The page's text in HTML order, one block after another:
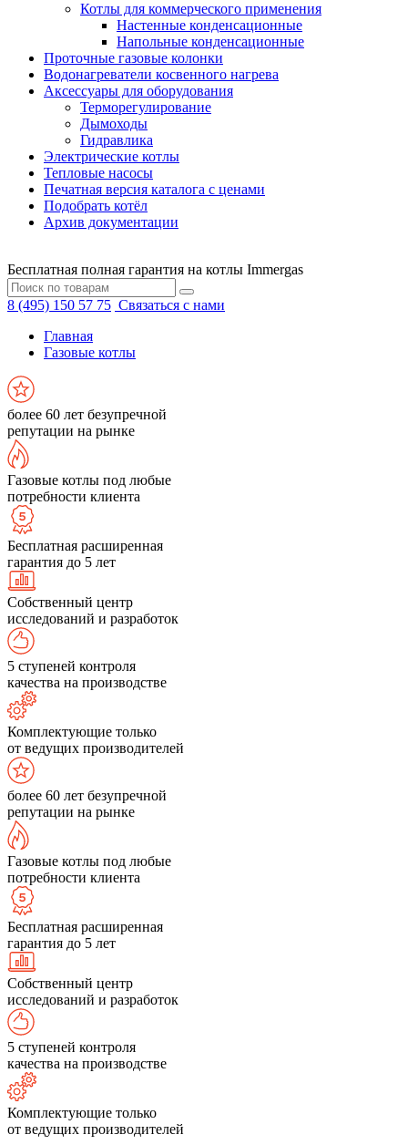
Котлы для коммерческого применения
Настенные конденсационные
Напольные конденсационные
Проточные газовые колонки
Водонагреватели косвенного нагрева
Аксессуары для оборудования
Терморегулирование
Дымоходы
Гидравлика
Электрические котлы
Тепловые насосы
Печатная версия каталога с ценами
Подобрать котёл
Архив документации
Бесплатная полная гарантия на котлы Immergas
8 (495) 150 57 75 Связаться с нами
Главная
Газовые котлы
более 60 лет безупречной
репутации на рынке
Газовые котлы под любые
потребности клиента
Бесплатная расширенная
гарантия до 5 лет
Собственный центр
исследований и разработок
5 ступеней контроля
качества на производстве
Комплектующие только
от ведущих производителей
более 60 лет безупречной
репутации на рынке
Газовые котлы под любые
потребности клиента
Бесплатная расширенная
гарантия до 5 лет
Собственный центр
исследований и разработок
5 ступеней контроля
качества на производстве
Комплектующие только
от ведущих производителей